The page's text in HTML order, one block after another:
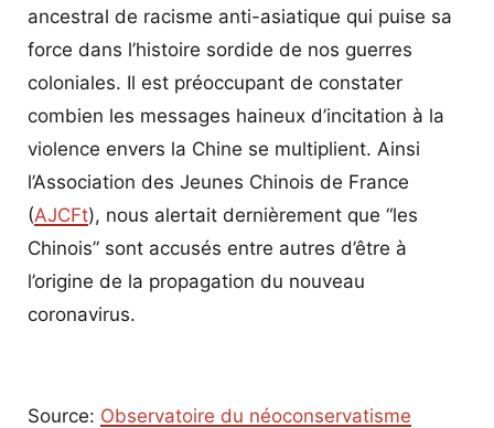
ancestral de racisme anti-asiatique qui puise sa
force dans l’histoire sordide de nos guerres
coloniales. Il est préoccupant de constater
combien les messages haineux d’incitation à la
violence envers la Chine se multiplient. Ainsi
l’Association des Jeunes Chinois de France
(AJCFt), nous alertait dernièrement que “les
Chinois” sont accusés entre autres d’être à
l’origine de la propagation du nouveau
coronavirus.
Source: Observatoire du néoconservatisme